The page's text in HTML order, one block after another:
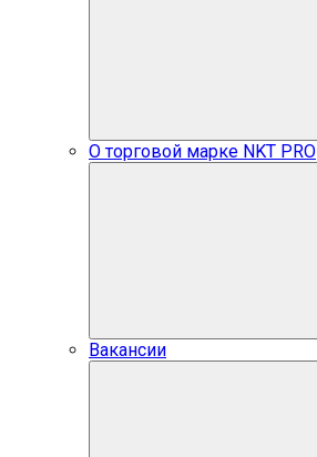
О торговой марке NKT PRO
Вакансии